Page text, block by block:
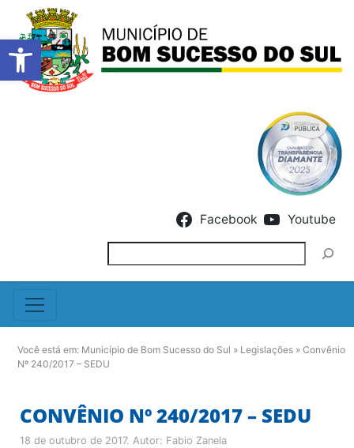
Barra de Ferramentas
Facebook Youtube
Você está em: Município de Bom Sucesso do Sul » Legislações » Convênio
Nº 240/2017 – SEDU
CONVÊNIO Nº 240/2017 – SEDU
18 de outubro de 2017. Autor: Fabio Zanela